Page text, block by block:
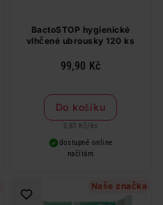
BactoSTOP hygienické
vlhčené ubrousky 120 ks
99,90 Kč
Do košíku
0,83 Kč/ ks
dostupné online
načítám
Naše značka